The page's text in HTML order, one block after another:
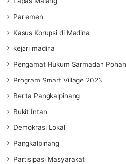
Parlemen
Kasus Korupsi di Madina
kejari madina
Pengamat Hukum Sarmadan Pohan
Program Smart Village 2023
Berita Pangkalpinang
Bukit Intan
Demokrasi Lokal
Pangkalpinang
Partisipasi Masyarakat